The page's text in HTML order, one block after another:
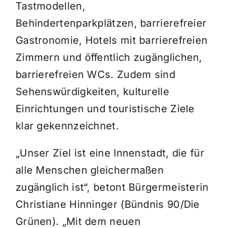
Tastmodellen,
Behindertenparkplätzen, barrierefreier
Gastronomie, Hotels mit barrierefreien
Zimmern und öffentlich zugänglichen,
barrierefreien WCs. Zudem sind
Sehenswürdigkeiten, kulturelle
Einrichtungen und touristische Ziele
klar gekennzeichnet.
„Unser Ziel ist eine Innenstadt, die für
alle Menschen gleichermaßen
zugänglich ist“, betont Bürgermeisterin
Christiane Hinninger (Bündnis 90/Die
Grünen). „Mit dem neuen